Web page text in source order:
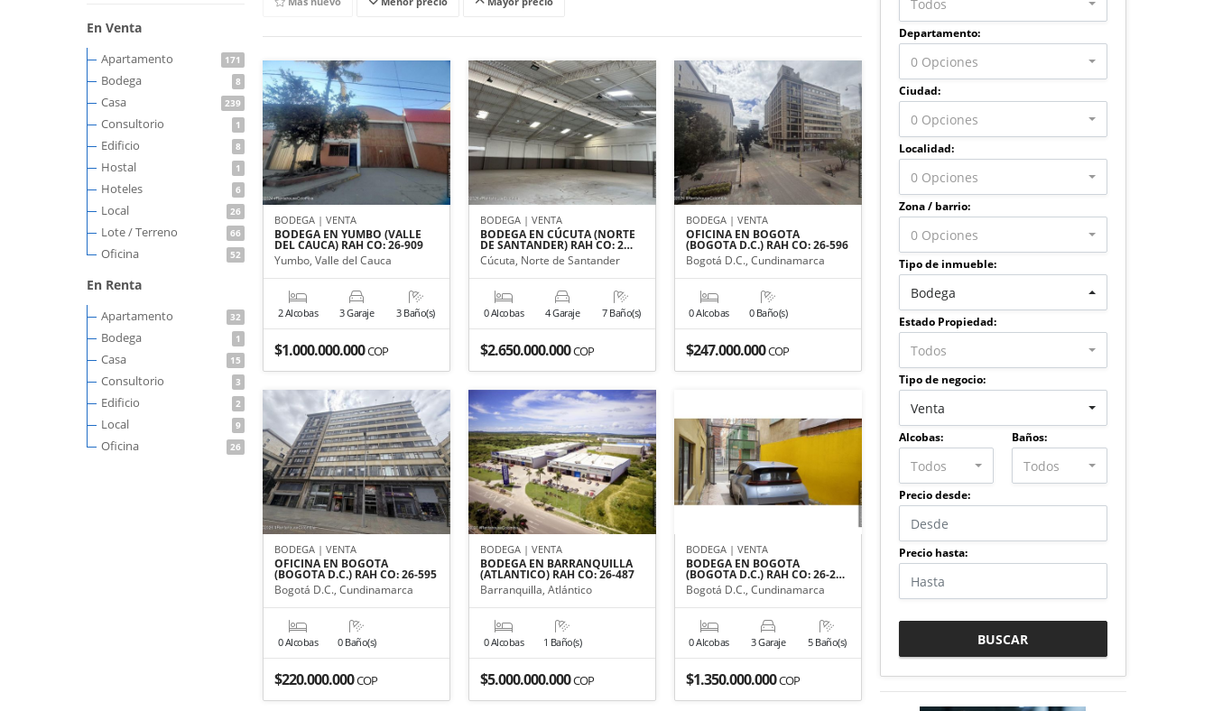
En Venta
Apartamento 171
Bodega 8
Casa 239
Consultorio 1
Edificio 8
Hostal 1
Hoteles 6
Local 26
Lote / Terreno 66
Oficina 52
En Renta
Apartamento 32
Bodega 1
Casa 15
Consultorio 3
Edificio 2
Local 9
Oficina 26
BODEGA | VENTA
BODEGA EN YUMBO (VALLE
DEL CAUCA) RAH CO: 26-909
Yumbo, Valle del Cauca
2 Alcobas 3 Garaje 3 Baño(s)
$1.000.000.000COP
BODEGA | VENTA
BODEGA EN CÚCUTA (NORTE
DE SANTANDER) RAH CO: 2…
Cúcuta, Norte de Santander
0 Alcobas 4 Garaje 7 Baño(s)
$2.650.000.000COP
BODEGA | VENTA
OFICINA EN BOGOTA
(BOGOTA D.C.) RAH CO: 26-596
Bogotá D.C., Cundinamarca
0 Alcobas 0 Baño(s)
$247.000.000COP
BODEGA | VENTA
OFICINA EN BOGOTA
(BOGOTA D.C.) RAH CO: 26-595
Bogotá D.C., Cundinamarca
0 Alcobas 0 Baño(s)
$220.000.000COP
BODEGA | VENTA
BODEGA EN BARRANQUILLA
(ATLANTICO) RAH CO: 26-487
Barranquilla, Atlántico
0 Alcobas 1 Baño(s)
$5.000.000.000COP
BODEGA | VENTA
BODEGA EN BOGOTA
(BOGOTA D.C.) RAH CO: 26-2…
Bogotá D.C., Cundinamarca
0 Alcobas 3 Garaje 5 Baño(s)
$1.350.000.000COP
Todos
Departamento:
0 Opciones
Ciudad:
0 Opciones
Localidad:
0 Opciones
Zona / barrio:
0 Opciones
Tipo de inmueble:
Bodega
Estado Propiedad:
Todos
Tipo de negocio:
Venta
Alcobas:
Todos
Baños:
Todos
Precio desde:
Precio hasta:
BUSCAR